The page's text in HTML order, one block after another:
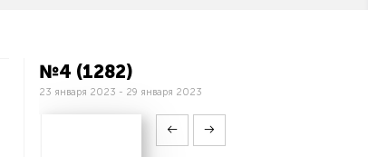
№4 (1282)
23 января 2023 - 29 января 2023